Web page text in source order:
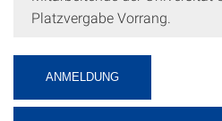
Platzvergabe Vorrang.
ANMELDUNG